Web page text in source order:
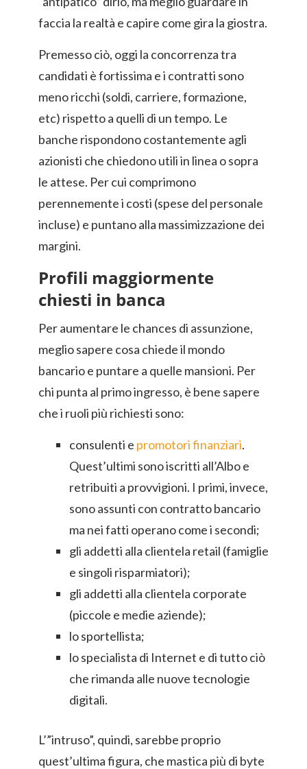
faccia la realtà e capire come gira la giostra.
Premesso ciò, oggi la concorrenza tra
candidati è fortissima e i contratti sono
meno ricchi (soldi, carriere, formazione,
etc) rispetto a quelli di un tempo. Le
banche rispondono costantemente agli
azionisti che chiedono utili in linea o sopra
le attese. Per cui comprimono
perennemente i costi (spese del personale
incluse) e puntano alla massimizzazione dei
margini.
Profili maggiormente
chiesti in banca
Per aumentare le chances di assunzione,
meglio sapere cosa chiede il mondo
bancario e puntare a quelle mansioni. Per
chi punta al primo ingresso, è bene sapere
che i ruoli più richiesti sono:
consulenti e promotori finanziari.
Quest’ultimi sono iscritti all’Albo e
retribuiti a provvigioni. I primi, invece,
sono assunti con contratto bancario
ma nei fatti operano come i secondi;
gli addetti alla clientela retail (famiglie
e singoli risparmiatori);
gli addetti alla clientela corporate
(piccole e medie aziende);
lo sportellista;
lo specialista di Internet e di tutto ciò
che rimanda alle nuove tecnologie
digitali.
L’”intruso”, quindi, sarebbe proprio
quest’ultima figura, che mastica più di byte